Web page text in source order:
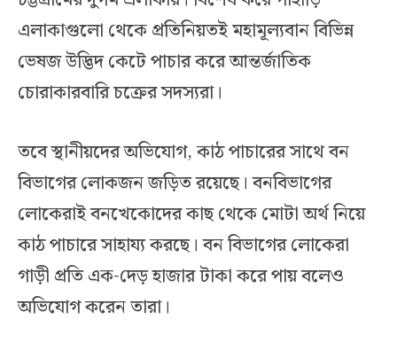
এলাকাগুলো থেকে প্রতিনিয়তই মহামূল্যবান বিভিন্ন
ভেষজ উদ্ভিদ কেটে পাচার করে আন্তর্জাতিক
চোরাকারবারি চক্রের সদস্যরা।
তবে স্থানীয়দের অভিযোগ, কাঠ পাচারের সাথে বন
বিভাগের লোকজন জড়িত রয়েছে। বনবিভাগের
লোকেরাই বনখেকোদের কাছ থেকে মোটা অর্থ নিয়ে
কাঠ পাচারে সাহায্য করছে। বন বিভাগের লোকেরা
গাড়ী প্রতি এক-দেড় হাজার টাকা করে পায় বলেও
অভিযোগ করেন তারা।